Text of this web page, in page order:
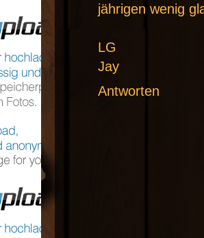
jährigen wenig
LG
Jay
Antworten